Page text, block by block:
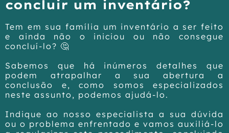
concluir um inventário?
Tem em sua família um inventário a ser feito
e ainda não o iniciou ou não consegue
concluí-lo? 🤔
Sabemos que há inúmeros detalhes que
podem atrapalhar a sua abertura a
conclusão e, como somos especializados
neste assunto, podemos ajudá-lo.
Indique ao nosso especialista a sua dúvida
ou o problema enfrentado e vamos auxiliá-lo